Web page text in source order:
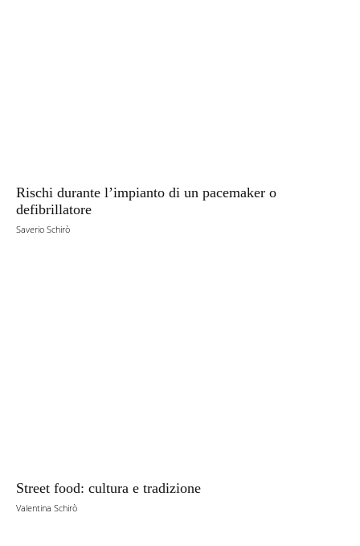
Rischi durante l’impianto di un pacemaker o
defibrillatore
Saverio Schirò
Street food: cultura e tradizione
Valentina Schirò